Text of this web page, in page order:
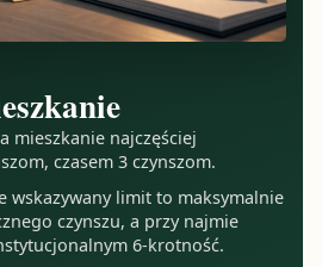
mieszkanie najczęściej
czasem 3 czynszom.
wskazywany limit to maksymalnie
czynszu, a przy najmie
6-krotność.